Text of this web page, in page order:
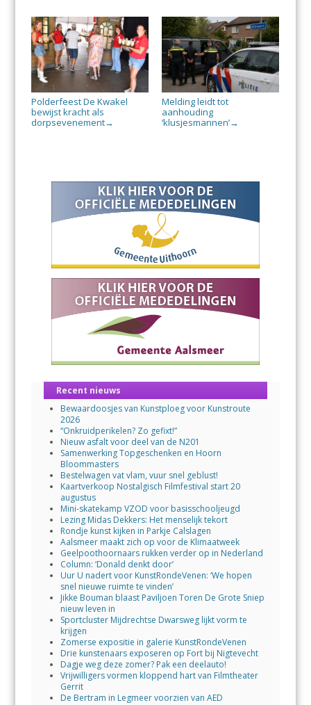
Polderfeest De Kwakel
bewijst kracht als
dorpsevenement→
Melding leidt tot
aanhouding
‘klusjesmannen’→
Recent nieuws
Bewaardoosjes van Kunstploeg voor Kunstroute
2026
“Onkruidperikelen? Zo gefixt!”
Nieuw asfalt voor deel van de N201
Samenwerking Topgeschenken en Hoorn
Bloommasters
Bestelwagen vat vlam, vuur snel geblust!
Kaartverkoop Nostalgisch Filmfestival start 20
augustus
Mini-skatekamp VZOD voor basisschooljeugd
Lezing Midas Dekkers: Het menselijk tekort
Rondje kunst kijken in Parkje Calslagen
Aalsmeer maakt zich op voor de Klimaatweek
Geelpoothoornaars rukken verder op in Nederland
Column: ‘Donald denkt door’
Uur U nadert voor KunstRondeVenen: ‘We hopen
snel nieuwe ruimte te vinden’
Jikke Bouman blaast Paviljoen Toren De Grote Sniep
nieuw leven in
Sportcluster Mijdrechtse Dwarsweg lijkt vorm te
krijgen
Zomerse expositie in galerie KunstRondeVenen
Drie kunstenaars exposeren op Fort bij Nigtevecht
Dagje weg deze zomer? Pak een deelauto!
Vrijwilligers vormen kloppend hart van Filmtheater
Gerrit
De Bertram in Legmeer voorzien van AED